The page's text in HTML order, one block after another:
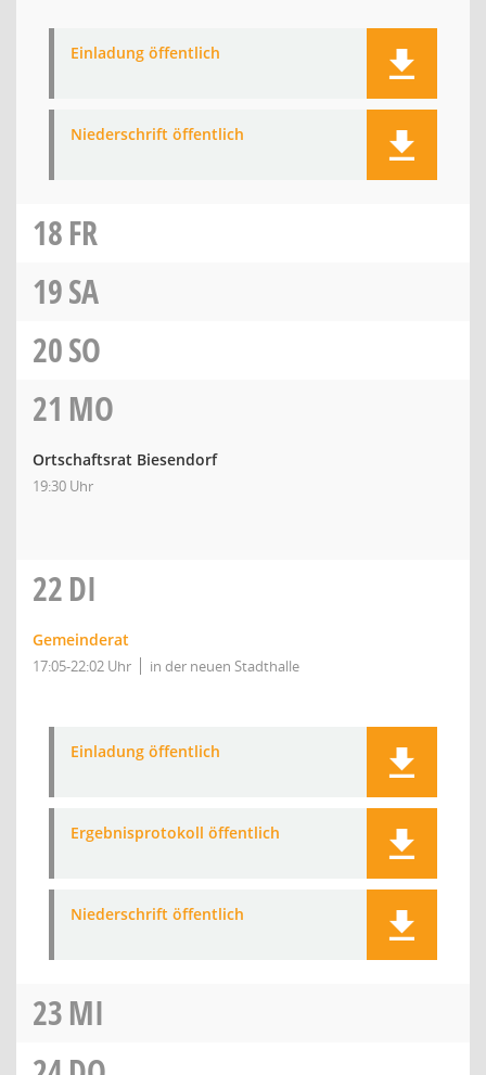
Einladung öffentlich
Niederschrift öffentlich
18FR
19SA
20SO
21 MO
Ortschaftsrat Biesendorf
19:30 Uhr
22DI
Gemeinderat
17:05-22:02 Uhr in der neuen Stadthalle
Einladung öffentlich
Ergebnisprotokoll öffentlich
Niederschrift öffentlich
23MI